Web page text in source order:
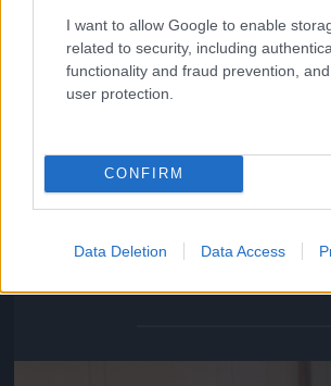
I want to allow Google to enable
related to security, including
functionality and fraud prevention,
user protection.
CONFIRM
Data Deletion Data Access
Varnus Xavér sem hagyta ki a gálát